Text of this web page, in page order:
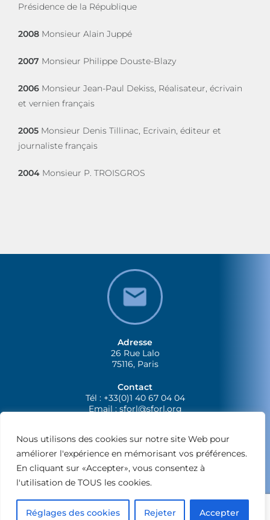
Nous utilisons des cookies sur notre site Web pour
améliorer l'expérience en mémorisant vos préférences.
En cliquant sur «Accepter», vous consentez à
l'utilisation de TOUS les cookies.
Réglages des cookies Rejeter Accepter
Présidence de la République
2008 Monsieur Alain Juppé
2007 Monsieur Philippe Douste-Blazy
2006 Monsieur Jean-Paul Dekiss, Réalisateur, écrivain
et vernien français
2005 Monsieur Denis Tillinac, Ecrivain, éditeur et
journaliste français
2004 Monsieur P. TROISGROS
Adresse
26 Rue Lalo
75116, Paris
Contact
Tél : +33(0)1 40 67 04 04
Email :sforl@sforl.org
© 2024 SFORL Tous droits reservés –